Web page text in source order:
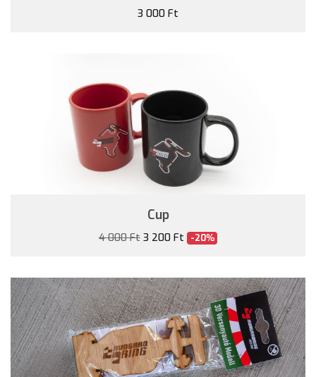
3 000 Ft
Cup
4 000 Ft 3 200 Ft -20%